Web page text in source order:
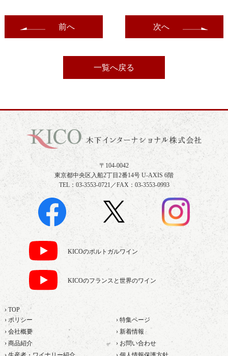
前へ
一覧へ戻る
次へ
〒104-0042
東京都中央区入船2丁目2番14号 U-AXIS 6階
TEL：03-3553-0721／FAX：03-3553-0993
KICOのポルトガルワイン
KICOのフランスと世界のワイン
› TOP
› ポリシー
› 特集ページ
› 会社概要
› 新着情報
› 商品紹介
› お問い合わせ